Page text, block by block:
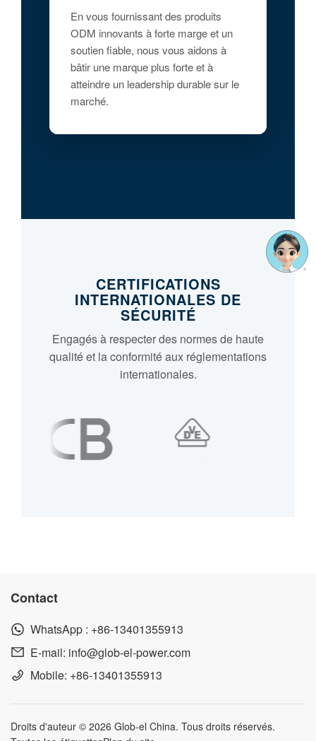
En vous fournissant des produits
ODM innovants à forte marge et un
soutien fiable, nous vous aidons à
bâtir une marque plus forte et à
atteindre un leadership durable sur le
marché.
CERTIFICATIONS
INTERNATIONALES DE
SÉCURITÉ
Engagés à respecter des normes de haute
qualité et la conformité aux réglementations
internationales.
Contact
WhatsApp : +86-13401355913
E-mail: info@glob-el-power.com
Mobile: +86-13401355913
Droits d'auteur © 2026 Glob-el China. Tous droits réservés.